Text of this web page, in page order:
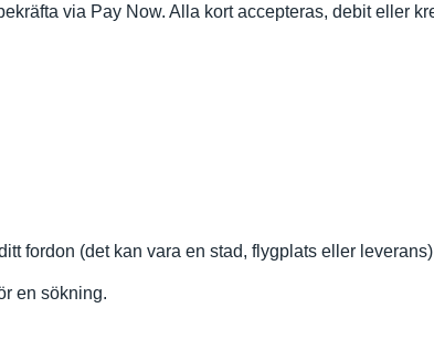
via Pay Now. Alla kort accepteras, debit eller
fordon (det kan vara en stad, flygplats eller leverans)
en sökning.